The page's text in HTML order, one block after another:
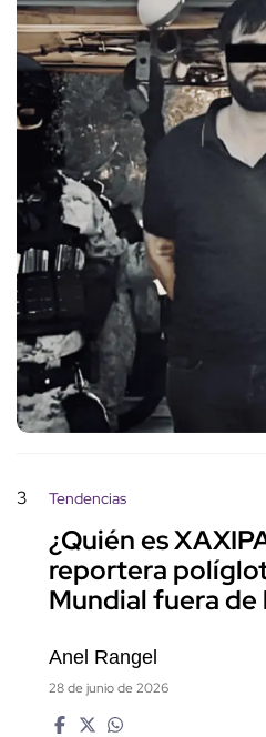
3 Tendencias
¿Quién es
reportera
Mundial fuera de
Anel Rangel
28 de junio de 2026